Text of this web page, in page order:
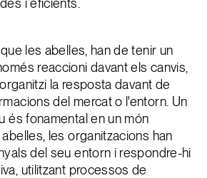
i eficients.
les abelles, han de tenir un
reaccioni davant els canvis,
la resposta davant de
del mercat o l'entorn. Un
és fonamental en un món
les organitzacions han
del seu entorn i respondre-hi
utilitzant processos de